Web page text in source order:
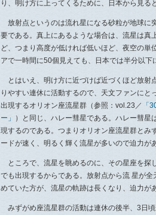
り、明け方に上ってくるために、日本から見る
放射点というのは流れ星になる砂粒が地球に
要である。真上にあるような場合は、流星は真
ど、つまり高度が低ければ低いほど、夜空の
アで一時間に50個見えても、日本では半分以下
とはいえ、明け方に近づけば近づくほど放射
りやすい連休に活動するので、天文ファンに
出現するオリオン座流星群（参照：vol.23／
「
ー」
）と同じ、ハレー彗星である。ハレー彗
現するのである。つまりオリオン座流星群と
ードが速く、明るく輝く流星が多いので迫力が
ところで、流星を眺めるのに、その星座を探
でも出現するからである。放射点から流 星が
めていた方が、流星の軌跡は長くなり、迫力が
みずがめ座流星群の活動は連休の後半、3日